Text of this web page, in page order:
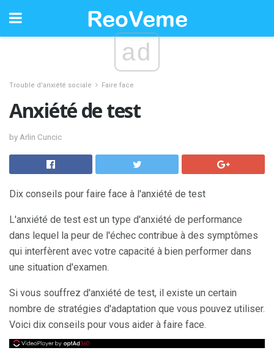
ad
Trouble d'anxiété sociale Faire face
Anxiété de test
by Arlin Cuncic
Dix conseils pour faire face à l'anxiété de test
L'anxiété de test est un type d'anxiété de performance
dans lequel la peur de l'échec contribue à des symptômes
qui interfèrent avec votre capacité à bien performer dans
une situation d'examen.
Si vous souffrez d'anxiété de test, il existe un certain
nombre de stratégies d'adaptation que vous pouvez utiliser.
Voici dix conseils pour vous aider à faire face.